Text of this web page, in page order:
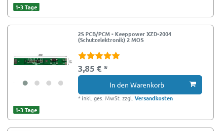
1-3 Tage
2S PCB/PCM - Keeppower XZD-2004
(Schutzelektronik) 2 MOS
3,85 € *
In den Warenkorb
* inkl. ges. MwSt. zzgl.Versandkosten
1-3 Tage